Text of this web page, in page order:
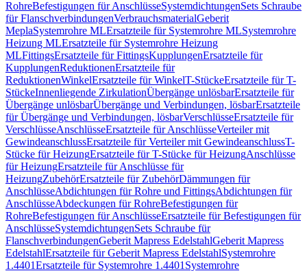
RohreBefestigungen für AnschlüsseSystemdichtungenSets Schraube
für FlanschverbindungenVerbrauchsmaterialGeberit
MeplaSystemrohre MLErsatzteile für Systemrohre MLSystemrohre
Heizung MLErsatzteile für Systemrohre Heizung
MLFittingsErsatzteile für FittingsKupplungenErsatzteile für
KupplungenReduktionenErsatzteile für
ReduktionenWinkelErsatzteile für WinkelT-StückeErsatzteile für T-
StückeInnenliegende ZirkulationÜbergänge unlösbarErsatzteile für
Übergänge unlösbarÜbergänge und Verbindungen, lösbarErsatzteile
für Übergänge und Verbindungen, lösbarVerschlüsseErsatzteile für
VerschlüsseAnschlüsseErsatzteile für AnschlüsseVerteiler mit
GewindeanschlussErsatzteile für Verteiler mit GewindeanschlussT-
Stücke für HeizungErsatzteile für T-Stücke für HeizungAnschlüsse
für HeizungErsatzteile für Anschlüsse für
HeizungZubehörErsatzteile für ZubehörDämmungen für
AnschlüsseAbdichtungen für Rohre und FittingsAbdichtungen für
AnschlüsseAbdeckungen für RohreBefestigungen für
RohreBefestigungen für AnschlüsseErsatzteile für Befestigungen für
AnschlüsseSystemdichtungenSets Schraube für
FlanschverbindungenGeberit Mapress EdelstahlGeberit Mapress
EdelstahlErsatzteile für Geberit Mapress EdelstahlSystemrohre
1.4401Ersatzteile für Systemrohre 1.4401 Systemrohre